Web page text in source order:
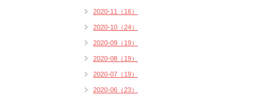
2020-11（16）
2020-10（24）
2020-09（19）
2020-08（19）
2020-07（19）
2020-06（23）